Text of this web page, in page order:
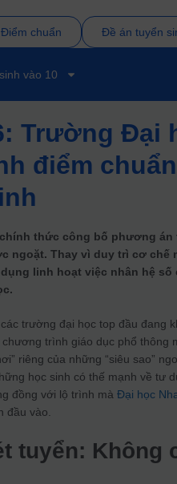
Điểm chuẩn Đề án tuyển
vào 10
Trường Đại
điểm
thức công bố phương án
ngoặt. Thay vì duy trì cơ chế
linh hoạt việc nhân hệ số
trường đại học top đầu đang
trình giáo dục phổ thông
riêng của những “siêu sao”
học sinh có thế mạnh về tư
đồng với lộ trình màĐại học
đầu vào.
tuyển: Không